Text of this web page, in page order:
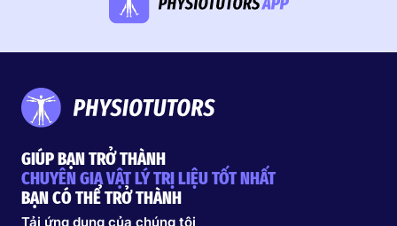
GIÚP BẠN TRỞ THÀNH
CHUYÊN GIA VẬT LÝ TRỊ LIỆU TỐT NHẤT
BẠN CÓ THỂ TRỞ THÀNH
Tải ứng dụng của chúng tôi